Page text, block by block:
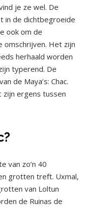
je ze wel. De
in de dichtbegroeide
ook om de
omschrijven. Het zijn
herhaald worden
typerend. De
de Maya’s: Chac.
zijn ergens tussen
van zo’n 40
grotten treft. Uxmal,
van Loltun
de Ruinas de